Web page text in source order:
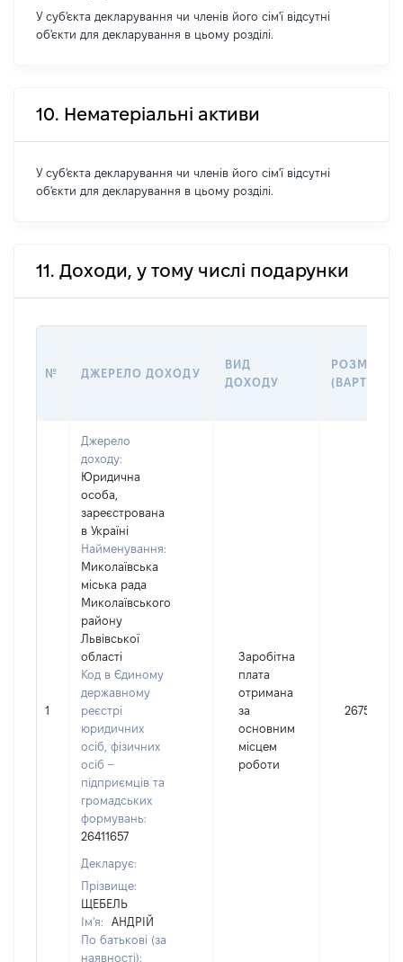
У суб'єкта декларування чи членів його сім'ї відсутні
об'єкти для декларування в цьому розділі.
10. Нематеріальні активи
У суб'єкта декларування чи членів його сім'ї відсутні
об'єкти для декларування в цьому розділі.
11. Доходи, у тому числі подарунки
№ ДЖЕРЕЛО ДОХОДУ
ВИД
ДОХОДУ
РОЗМІР
(ВАРТІСТЬ)
1
Джерело
доходу:
Юридична
особа,
зареєстрована
в Україні
Найменування:
Миколаївська
міська рада
Миколаївського
району
Львівської
області
Код в Єдиному
державному
реєстрі
юридичних
осіб, фізичних
осіб –
підприємців та
громадських
формувань:
26411657
Декларує:
Прізвище:
ЩЕБЕЛЬ
Ім'я:
АНДРІЙ
По батькові (за
наявності):
Заробітна
плата
отримана
за
основним
місцем
роботи
267560